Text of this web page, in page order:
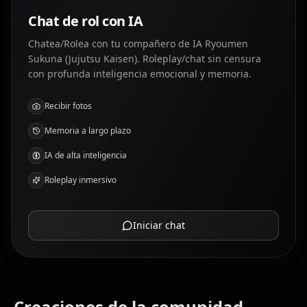
Chat de rol con IA
Chatea/Rolea con tu compañero de IA Ryoumen
Sukuna (Jujutsu Kaisen). Roleplay/chat sin censura
con profunda inteligencia emocional y memoria.
Recibir fotos
Memoria a largo plazo
IA de alta inteligencia
Roleplay inmersivo
Iniciar chat